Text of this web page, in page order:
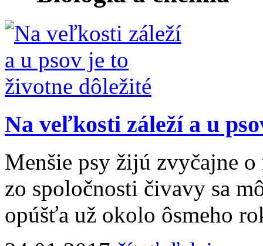
Na veľkosti záleží a u
Menšie psy žijú zvyčajne
zo spoločnosti čivavy sa
opúšťa už okolo ôsmeho